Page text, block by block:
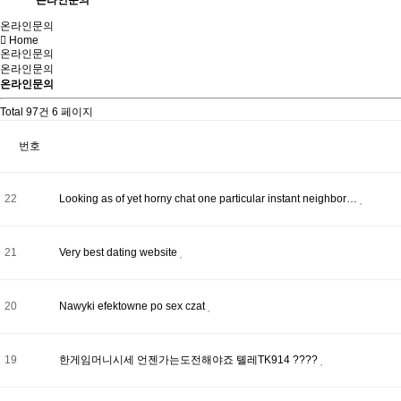
온라인문의
Home
온라인문의
온라인문의
온라인문의
Total 97건 6 페이지
번호
22 Looking as of yet horny chat one particular instant neighbor…
21 Very best dating website
20 Nawyki efektowne po sex czat
19 한게임머니시세 언젠가는도전해야죠 톌레TK914 ????